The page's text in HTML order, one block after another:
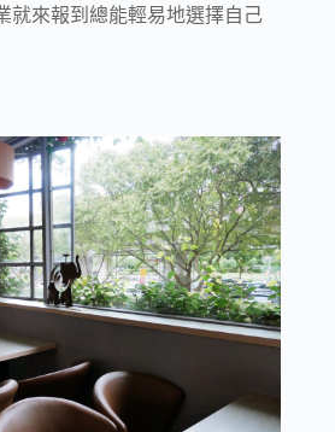
就來報到總能輕易地選擇自己